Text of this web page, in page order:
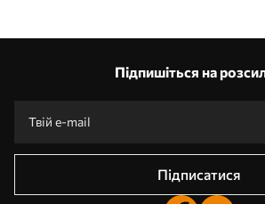
Підпишіться на
Підписатися